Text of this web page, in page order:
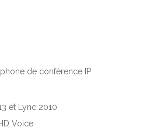
de conférence IP
et Lync 2010
Voice